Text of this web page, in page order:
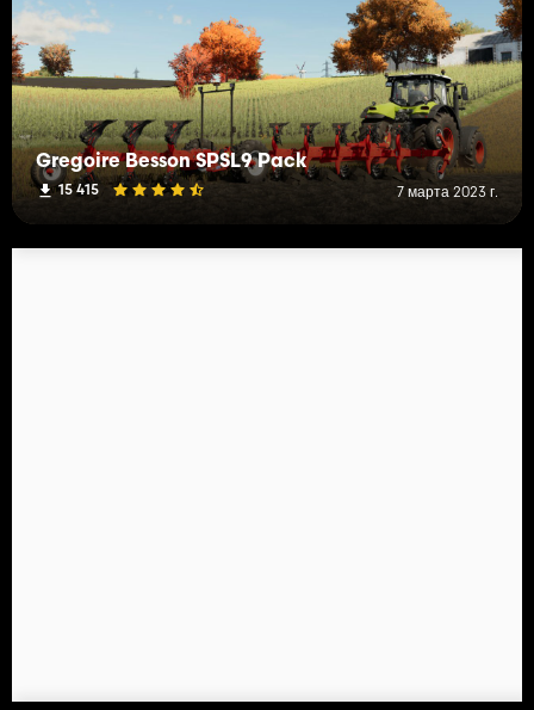
Gregoire Besson SPSL9 Pack
15 415 7 марта 2023 г.